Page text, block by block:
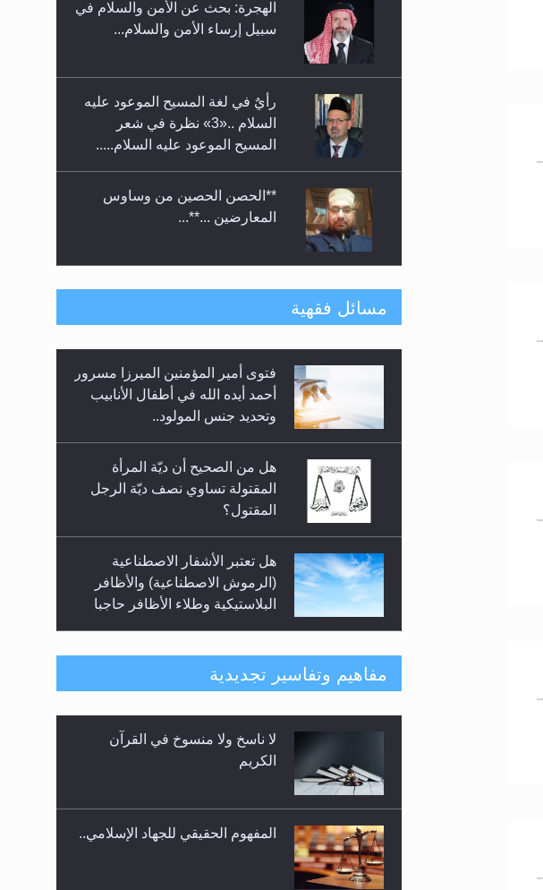
حفل توزيع الشهادات في الجامعة
الأحمدية بنيجيريا لعام 2025
الهجرة: بحث عن الأمن والسلام في
سبيل إرساء الأمن والسلام...
رأيٌ في لغة المسيح الموعود عليه
السلام ..«3» نظرة في شعر
المسيح الموعود عليه السلام.....
**الحصن الحصين من وساوس
المعارضين ...**...
متطلَّبات التّحريك الجديد...
رأيٌ في لغة المسيح الموعود عليه
السلام.. 4...
مسائل فقهية
فتوى أمير المؤمنين الميرزا مسرور
أحمد أيده الله في أطفال الأنابيب
وتحديد جنس المولود..
هل من الصحيح أن ديّة المرأة
المقتولة تساوي نصف ديّة الرجل
المقتول؟
هل تعتبر الأشفار الاصطناعية
(الرموش الاصطناعية) والأظافر
البلاستيكية وطلاء الأظافر حاجبا
هل يُحسب حول الزكاة وفق السنة
الميلادية أو الهجرية؟
هل يجوز فتح مشروع كوافير نسائي
للمحجبات وغير المحجبات؟
مفاهيم وتفاسير تجديدية
لا ناسخ ولا منسوخ في القرآن
الكريم
المفهوم الحقيقي للجهاد الإسلامي..